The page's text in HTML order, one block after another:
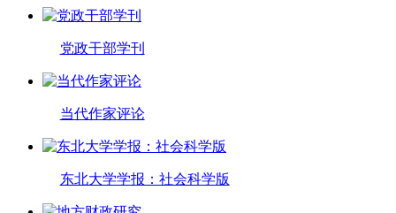
党政干部学刊
当代作家评论
东北大学学报：社会科学版